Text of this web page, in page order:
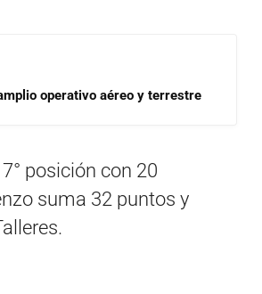
operativo aéreo y terrestre
posición con 20
suma 32 puntos y